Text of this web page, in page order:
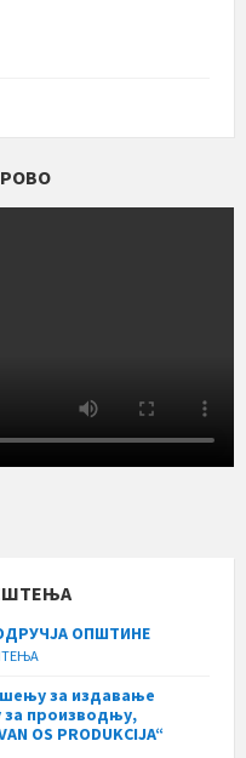
ОПШТИНЕ
за издавање
за производњу,
OS PRODUKCIJA“